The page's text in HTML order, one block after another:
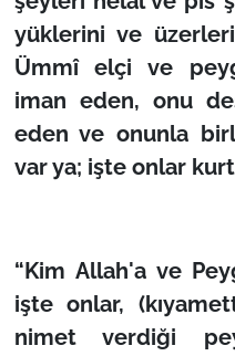
yüklerini ve
Ümmî elçi ve
iman eden, onu
eden ve onunla
var ya; işte onlar
“Kim Allah'a ve
işte onlar,
nimet verdiği